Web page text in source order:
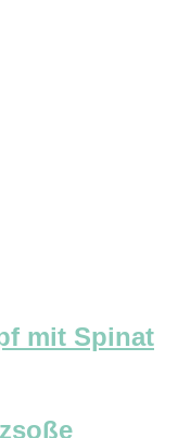
mit Spinat